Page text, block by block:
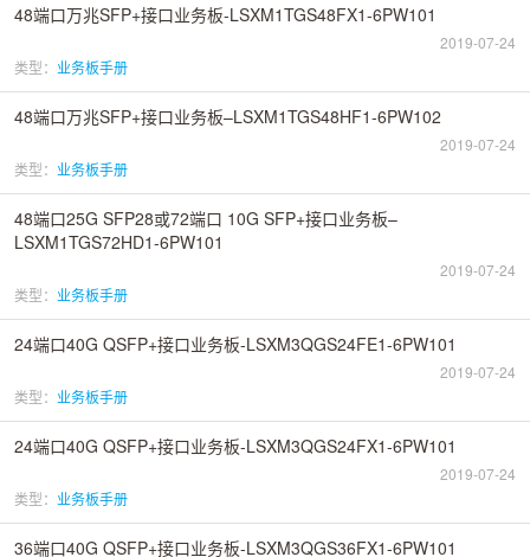
48端口万兆SFP+接口业务板-LSXM1TGS48FX1-6PW101
2019-07-24
类型： 业务板手册
48端口万兆SFP+接口业务板–LSXM1TGS48HF1-6PW102
2019-07-24
类型： 业务板手册
48端口25G SFP28或72端口 10G SFP+接口业务板–
LSXM1TGS72HD1-6PW101
2019-07-24
类型： 业务板手册
24端口40G QSFP+接口业务板-LSXM3QGS24FE1-6PW101
2019-07-24
类型： 业务板手册
24端口40G QSFP+接口业务板-LSXM3QGS24FX1-6PW101
2019-07-24
类型： 业务板手册
36端口40G QSFP+接口业务板-LSXM3QGS36FX1-6PW101